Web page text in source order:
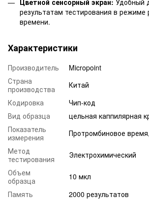
Цветной сенсорный экран: Удобный
результатам тестирования в режиме
времени.
Характеристики
Производитель
Micropoint
Страна
производства
Китай
Кодировка
Чип-код
Вид образца
цельная каппилярная
Показатель
измерения
Протромбиновое
Метод
тестирования
Электрохимический
Объем
образца
10 мкл
Память
2000 результатов